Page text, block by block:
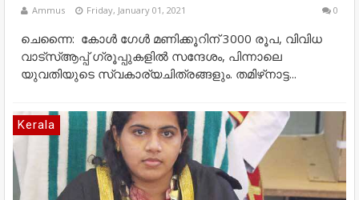
Ammus Friday, January 01, 2021 0
ചെന്നൈ: കോള്‍ ഗേള്‍ മണിക്കൂറിന് 3000 രൂപ, വിവിധ
വാട്സ്ആപ്പ് ഗ്രൂപ്പുകളില്‍ സന്ദേശം, പിന്നാലെ
യുവതിയുടെ സ്വകാര്യചിത്രങ്ങളും. തമിഴ്‌നാട്ട...
Kerala